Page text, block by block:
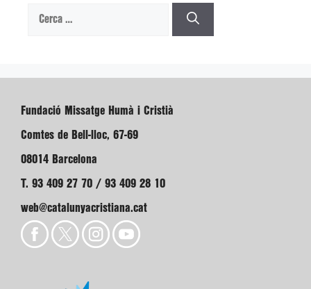
Cerca:
Fundació Missatge Humà i Cristià
Comtes de Bell-lloc, 67-69
08014 Barcelona
T. 93 409 27 70 / 93 409 28 10
web@catalunyacristiana.cat